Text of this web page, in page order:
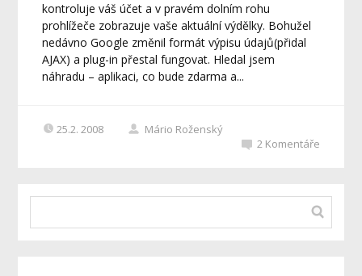
kontroluje váš účet a v pravém dolním rohu
prohlížeče zobrazuje vaše aktuální výdělky. Bohužel
nedávno Google změnil formát výpisu údajů(přidal
AJAX) a plug-in přestal fungovat. Hledal jsem
náhradu – aplikaci, co bude zdarma a...
25.2. 2008
Mário Roženský
2 Komentáře